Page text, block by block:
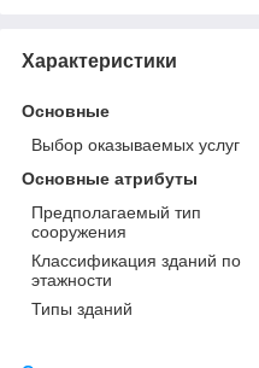
Характеристики
Основные
Выбор оказываемых услуг
Основные атрибуты
Предполагаемый тип
сооружения
Классификация зданий по
этажности
Типы зданий